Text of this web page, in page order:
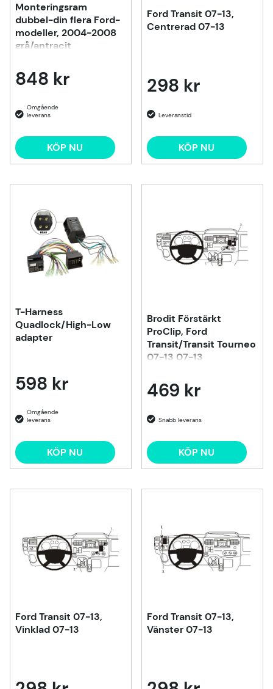
Monteringsram
dubbel-din flera Ford-
modeller, 2004-2008
grå/antracit
848 kr
KÖP NU
Ford Transit 07-13,
Centrerad 07-13
298 kr
KÖP NU
T-Harness
Quadlock/High-Low
adapter
598 kr
KÖP NU
Brodit Förstärkt
ProClip, Ford
Transit/Transit Tourneo
07-13 07-13
469 kr
KÖP NU
Ford Transit 07-13,
Vinklad 07-13
Ford Transit 07-13,
Vänster 07-13